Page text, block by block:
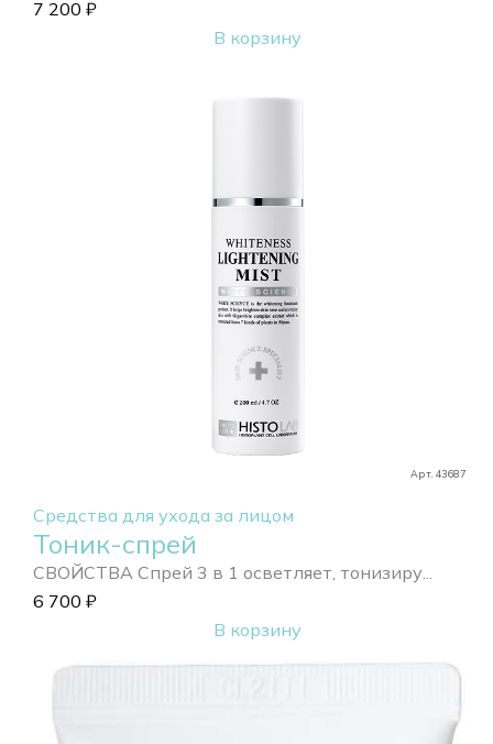
7 200 ₽
В корзину
Арт. 43687
Средства для ухода за лицом
Тоник-спрей
СВОЙСТВА Спрей 3 в 1 осветляет, тонизиру...
6 700 ₽
В корзину